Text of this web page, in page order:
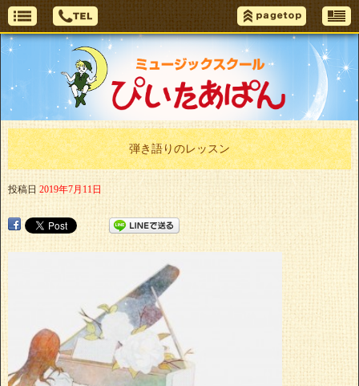
弾き語りのレッスン
投稿日 2019年7月11日